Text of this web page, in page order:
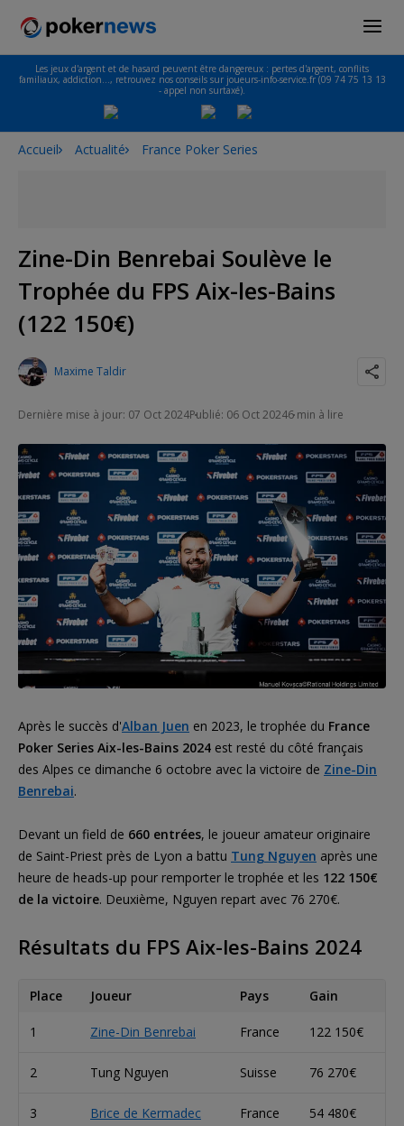
Les jeux d'argent et de hasard peuvent être dangereux : pertes d'argent, conflits
familiaux, addiction…, retrouvez nos conseils sur joueurs-info-service.fr (09 74 75 13 13
- appel non surtaxé).
Accueil Actualité France Poker Series
Zine-Din Benrebai Soulève le
Trophée du FPS Aix-les-Bains
(122 150€)
Maxime Taldir
Dernière mise à jour: 07 Oct 2024Publié: 06 Oct 20246 min à lire
Après le succès d'Alban Juen en 2023, le trophée du France
Poker Series Aix-les-Bains 2024 est resté du côté français
des Alpes ce dimanche 6 octobre avec la victoire de Zine-Din
Benrebai.
Devant un field de 660 entrées, le joueur amateur originaire
de Saint-Priest près de Lyon a battu Tung Nguyen après une
heure de heads-up pour remporter le trophée et les 122 150€
de la victoire. Deuxième, Nguyen repart avec 76 270€.
Résultats du FPS Aix-les-Bains 2024
Place Joueur Pays Gain
1 Zine-Din Benrebai France 122 150€
2 Tung Nguyen Suisse 76 270€
3 Brice de Kermadec France 54 480€